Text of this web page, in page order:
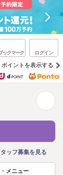
ックマーク ログイン
ポイントを表示する
ッフ募集を見る
メニュー